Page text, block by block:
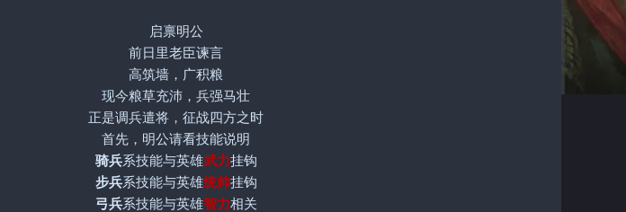
启禀明公
前日里老臣谏言
高筑墙，广积粮
现今粮草充沛，兵强马壮
正是调兵遣将，征战四方之时
首先，明公请看技能说明
骑兵系技能与英雄武力挂钩
步兵系技能与英雄统帅挂钩
弓兵系技能与英雄智力相关